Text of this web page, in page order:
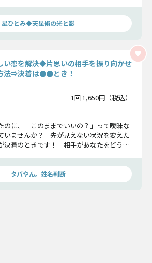
星ひとみ◆天星術の光と影
い恋を解決◆片思いの相手を振り向かせ
法⇒決着は●●とき！
1回 1,650円（税込）
のに、「このままでいいの？」って曖昧な
いませんか？ 先が見えない状況を変えた
決着のときです！ 相手があなたをどう想
恋を占います！
タバやん。姓名判断